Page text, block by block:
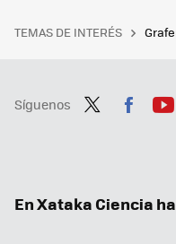
TEMAS DE INTERÉS
Síguenos
En Xataka Ciencia